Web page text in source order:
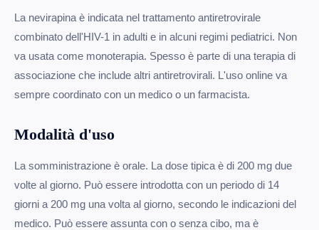
La nevirapina è indicata nel trattamento antiretrovirale
combinato dell'HIV-1 in adulti e in alcuni regimi pediatrici. Non
va usata come monoterapia. Spesso è parte di una terapia di
associazione che include altri antiretrovirali. L'uso online va
sempre coordinato con un medico o un farmacista.
Modalità d'uso
La somministrazione è orale. La dose tipica è di 200 mg due
volte al giorno. Può essere introdotta con un periodo di 14
giorni a 200 mg una volta al giorno, secondo le indicazioni del
medico. Può essere assunta con o senza cibo, ma è